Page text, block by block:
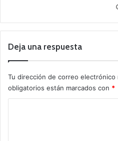
Deja una respuesta
Tu dirección de correo electrónico
obligatorios están marcados con *